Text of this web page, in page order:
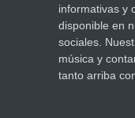
informativas y
disponible en
sociales.
música y
tanto arriba